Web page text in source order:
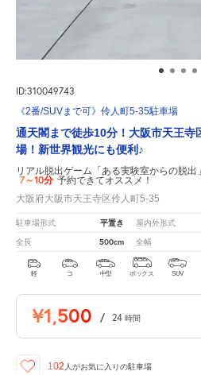
ID:310049743
《2番/SUVまで可》伶人町5-35駐車場
通天閣まで徒歩10分！大阪市天王寺
場！新世界観光にも便利♪
リアル脱出ゲーム「ある実験室からの脱出
7～10分 予約できてオススメ！
大阪府大阪市天王寺区伶人町5-35
駐車場形式 平置き 屋内外形式
全長 500cm 全幅
軽 コ 中型 ボックス SUV
¥1,500 / 24 時間
102 人がお気に入りの駐車場